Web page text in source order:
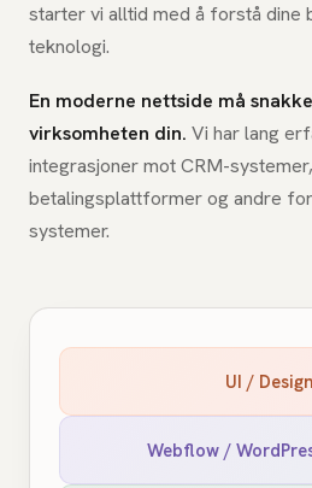
starter vi alltid med å forstå dine
teknologi.
En moderne nettside må
virksomheten din. Vi har lang
integrasjoner mot CRM-
betalingsplattformer og andre
systemer.
UI / Design
Webflow /